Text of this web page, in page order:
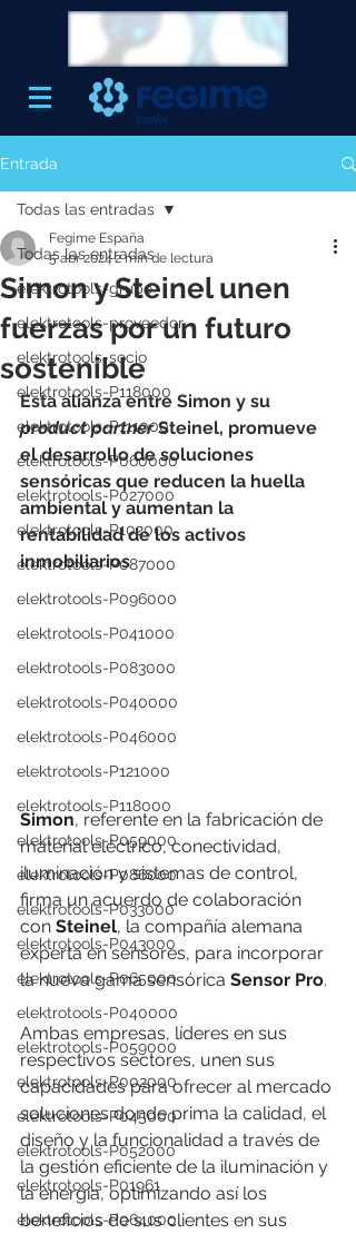
Entrada
Todas las entradas
elektrotools-grupo
elektrotools-proveedor
elektrotools-socio
elektrotools-P118000
elektrotools-P111000
elektrotools-P060000
elektrotools-P027000
elektrotools-P102000
elektrotools-P087000
elektrotools-P096000
elektrotools-P041000
elektrotools-P083000
elektrotools-P040000
elektrotools-P046000
elektrotools-P121000
elektrotools-P118000
elektrotools-P059000
elektrotools-P086000
elektrotools-P033000
elektrotools-P043000
elektrotools-P065000
elektrotools-P040000
elektrotools-P059000
elektrotools-P002000
elektrotools-P045000
elektrotools-P052000
elektrotools-P01961
elektrotools-P064000
Todas las entradas
Simon y Steinel unen
fuerzas por un futuro
sostenible
Fegime España
5 abr 20242 min de lectura
Esta alianza entre Simon y su
product partner Steinel, promueve
el desarrollo de soluciones
sensóricas que reducen la huella
ambiental y aumentan la
rentabilidad de los activos
inmobiliarios
Simon, referente en la fabricación de
material eléctrico, conectividad,
iluminación y sistemas de control,
firma un acuerdo de colaboración
con Steinel, la compañía alemana
experta en sensores, para incorporar
la nueva gama sensórica Sensor Pro.
Ambas empresas, líderes en sus
respectivos sectores, unen sus
capacidades para ofrecer al mercado
soluciones donde prima la calidad, el
diseño y la funcionalidad a través de
la gestión eficiente de la iluminación y
la energía, optimizando así los
beneficios de sus clientes en sus